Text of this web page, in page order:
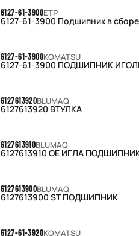
6127-61-3900ETP
6127-61-3900 Подшипник в сборе
6127-61-3900KOMATSU
6127-61-3900 ПОДШИПНИК
6127613920BLUMAQ
6127613920 ВТУЛКА
6127613910BLUMAQ
6127613910 OE ИГЛА
6127613900BLUMAQ
6127613900 ST ПОДШИПНИК
6127-61-3920KOMATSU